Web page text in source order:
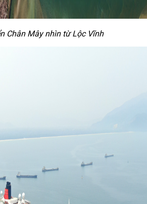
Chân Mây nhìn từ Lộc Vĩnh